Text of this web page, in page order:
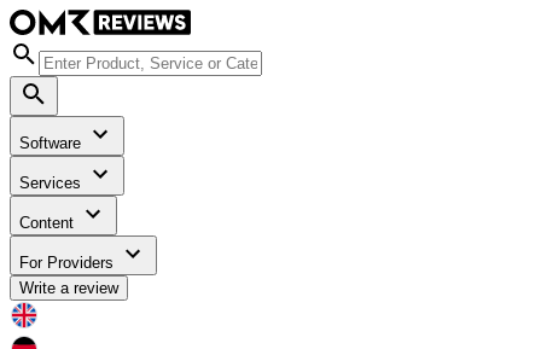
Software
Services
Content
For Providers
Write a review